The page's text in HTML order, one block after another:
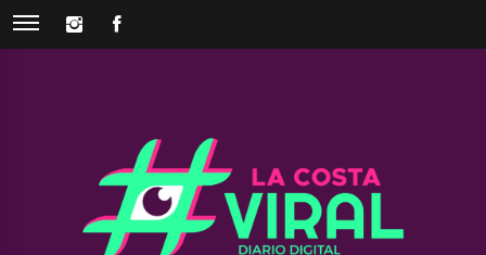
Skip
INSTAGRAM